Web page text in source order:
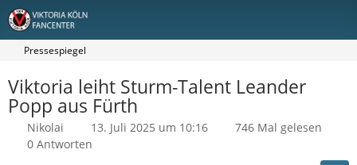
Pressespiegel
Viktoria leiht Sturm-Talent Leander
Popp aus Fürth
Nikolai 13. Juli 2025 um 10:16
746 Mal gelesen
0 Antworten